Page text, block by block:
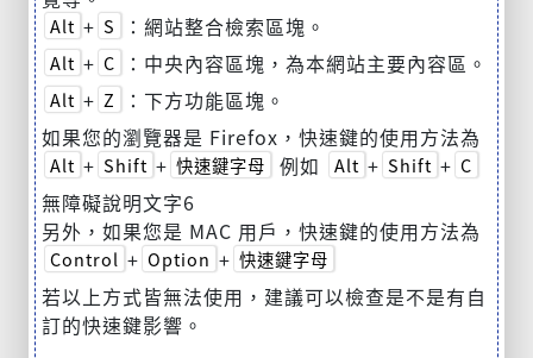
Alt + S ：網站整合檢索區塊。
Alt + C ：中央內容區塊，為本網站主要內容區。
Alt + Z
：下方功能區塊。
如果您的瀏覽器是 Firefox，快速鍵的使用方法為
Alt + Shift + 快速鍵字母 例如 Alt + Shift + C
無障礙說明文字6
另外，如果您是 MAC 用戶，快速鍵的使用方法為
Control + Option + 快速鍵字母
若以上方式皆無法使用，建議可以檢查是不是有自
訂的快速鍵影響。